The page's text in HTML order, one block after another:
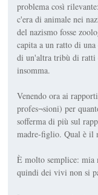
problema così
c'era di animale nei
del nazismo fosse
capita a un ratto di
di un'altra tribù di ratti
insomma.
Venendo ora ai
profes¬sioni) per
sofferma di più sul
madre-figlio. Qual è il
È molto semplice: mia
quindi dei vivi non si